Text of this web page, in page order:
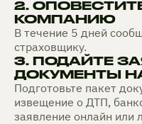
2.
КОМПАНИЮ
В течение 5 дней
страховщику.
3. ПОДАЙТЕ
ДОКУМЕНТЫ
Подготовьте пакет
извещение о ДТП,
заявление онлайн или